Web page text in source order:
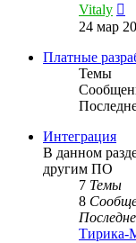
Vitaly
к
24 мар
Платные
Темы
Интеграция
В данном
другим ПО
7 Темы
8
Тирика-